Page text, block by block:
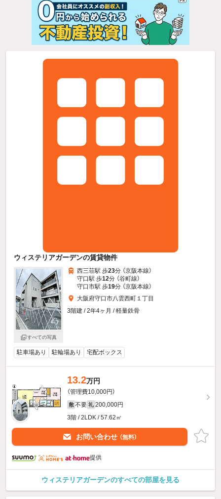
ウィステリアガーデンの賃貸物件
すべての写真
西三荘駅 歩23分 （京阪本線）
守口駅 歩12分 （谷町線）
守口市駅 歩19分 （京阪本線）
大阪府守口市八雲西町１丁目
3階建 / 2年4ヶ月 / 軽量鉄骨
駐車場あり 駐輪場あり 宅配ボックス
13.2万円
（管理費10,000円）
敷 不要 礼 200,000円
3階 / 2LDK / 57.62㎡
お問い合わせ （無料）
提供
ウィステリアガーデンのすべての部屋を見る